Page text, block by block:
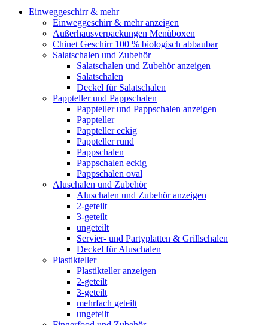
Einweggeschirr & mehr
Einweggeschirr & mehr anzeigen
Außerhausverpackungen Menüboxen
Chinet Geschirr 100 % biologisch abbaubar
Salatschalen und Zubehör
Salatschalen und Zubehör anzeigen
Salatschalen
Deckel für Salatschalen
Pappteller und Pappschalen
Pappteller und Pappschalen anzeigen
Pappteller
Pappteller eckig
Pappteller rund
Pappschalen
Pappschalen eckig
Pappschalen oval
Aluschalen und Zubehör
Aluschalen und Zubehör anzeigen
2-geteilt
3-geteilt
ungeteilt
Servier- und Partyplatten & Grillschalen
Deckel für Aluschalen
Plastikteller
Plastikteller anzeigen
2-geteilt
3-geteilt
mehrfach geteilt
ungeteilt